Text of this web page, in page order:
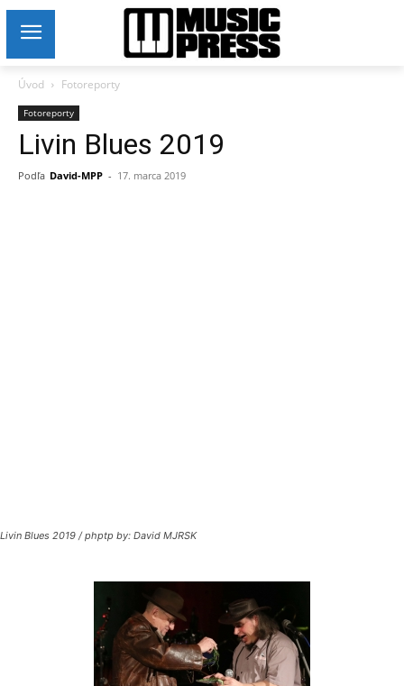
Úvod Fotoreporty
Fotoreporty
Livin Blues 2019
Podľa David-MPP - 17. marca 2019
Livin Blues 2019 / phptp by: David MJRSK